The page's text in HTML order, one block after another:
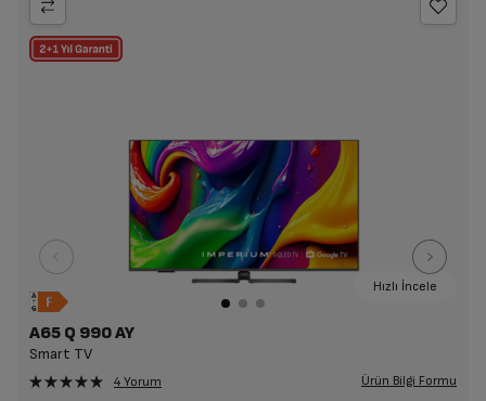
Hızlı İncele
A65 Q 990 AY
Smart TV
4 Yorum Ürün Bilgi Formu